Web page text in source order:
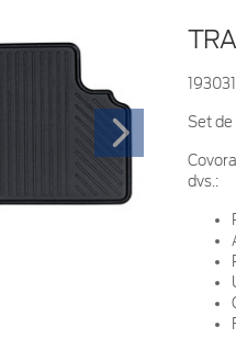
Set de
dvs.: